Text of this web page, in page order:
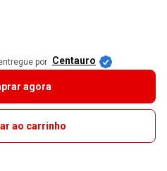
por Centauro
agora
ao carrinho